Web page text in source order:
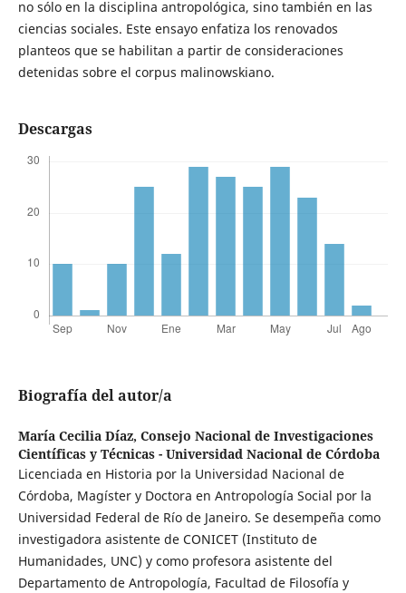
no sólo en la disciplina antropológica, sino también en las
ciencias sociales. Este ensayo enfatiza los renovados
planteos que se habilitan a partir de consideraciones
detenidas sobre el corpus malinowskiano.
Descargas
Biografía del autor/a
María Cecilia Díaz, Consejo Nacional de Investigaciones
Científicas y Técnicas - Universidad Nacional de Córdoba
Licenciada en Historia por la Universidad Nacional de
Córdoba, Magíster y Doctora en Antropología Social por la
Universidad Federal de Río de Janeiro. Se desempeña como
investigadora asistente de CONICET (Instituto de
Humanidades, UNC) y como profesora asistente del
Departamento de Antropología, Facultad de Filosofía y